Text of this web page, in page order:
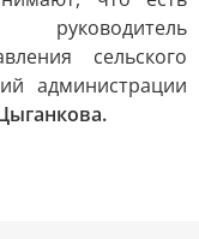
сельского
администрации